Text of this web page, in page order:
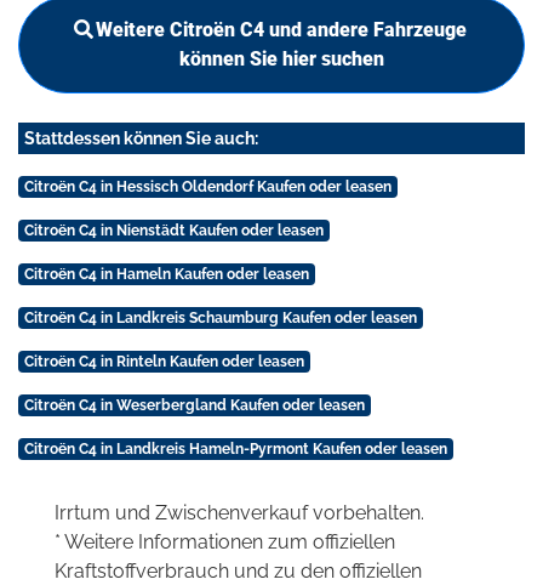
Weitere Citroën C4 und andere Fahrzeuge
können Sie hier suchen
Stattdessen können Sie auch:
Citroën C4 in Hessisch Oldendorf Kaufen oder leasen
Citroën C4 in Nienstädt Kaufen oder leasen
Citroën C4 in Hameln Kaufen oder leasen
Citroën C4 in Landkreis Schaumburg Kaufen oder leasen
Citroën C4 in Rinteln Kaufen oder leasen
Citroën C4 in Weserbergland Kaufen oder leasen
Citroën C4 in Landkreis Hameln-Pyrmont Kaufen oder leasen
Irrtum und Zwischenverkauf vorbehalten.
* Weitere Informationen zum offiziellen
Kraftstoffverbrauch und zu den offiziellen